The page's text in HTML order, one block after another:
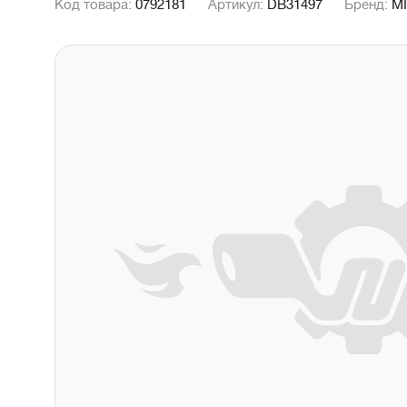
Код товара: 0792181 Артикул: DB31497 Бренд: